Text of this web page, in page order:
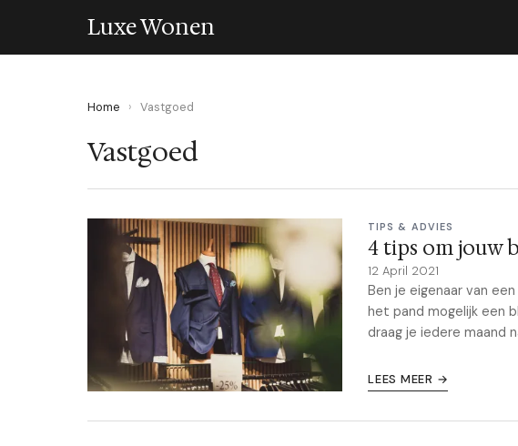
Luxe Wonen
Home › Vastgoed
Vastgoed
TIPS & ADVIES
4 tips om jouw
12 April 2021
Ben je eigenaar van
het pand mogelijk een
draag je iedere maand
LEES MEER →